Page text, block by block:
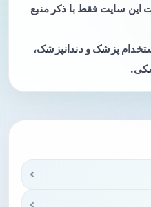
این سایت فقط با ذکر منبع
پزشک و دندانپزشک،